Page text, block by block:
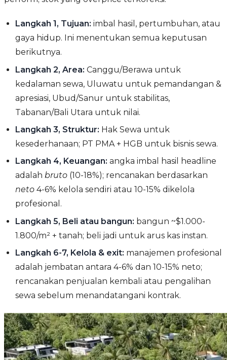
Langkah 1, Tujuan: imbal hasil, pertumbuhan, atau
gaya hidup. Ini menentukan semua keputusan
berikutnya.
Langkah 2, Area: Canggu/Berawa untuk
kedalaman sewa, Uluwatu untuk pemandangan &
apresiasi, Ubud/Sanur untuk stabilitas,
Tabanan/Bali Utara untuk nilai.
Langkah 3, Struktur: Hak Sewa untuk
kesederhanaan; PT PMA + HGB untuk bisnis sewa.
Langkah 4, Keuangan: angka imbal hasil headline
adalahbruto (10-18%); rencanakan berdasarkan
neto 4-6% kelola sendiri atau 10-15% dikelola
profesional.
Langkah 5, Beli atau bangun: bangun ~$1.000-
1.800/m² + tanah; beli jadi untuk arus kas instan.
Langkah 6-7, Kelola & exit: manajemen profesional
adalah jembatan antara 4-6% dan 10-15% neto;
rencanakan penjualan kembali atau pengalihan
sewa sebelum menandatangani kontrak.